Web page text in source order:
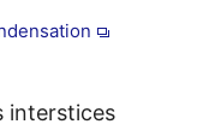
interstices